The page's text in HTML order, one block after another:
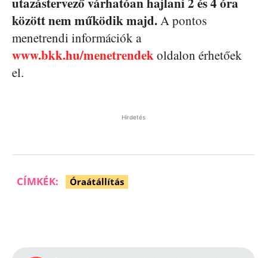
között nem működik majd.A pontos
menetrendi információk a
www.bkk.hu/menetrendekoldalon érhetőek
el.
Hirdetés
CÍMKÉK: Óraátállítás